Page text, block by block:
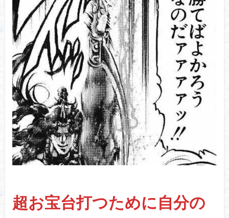
超お宝台打つために自分の